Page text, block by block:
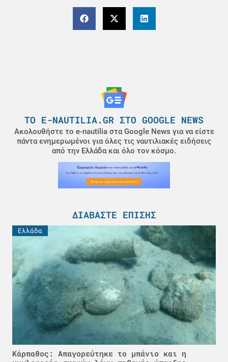
ΤΟ E-NAUTILIA.GR ΣΤΟ GOOGLE NEWS
Ακολουθήστε το e-nautilia στα Google News για να είστε
πάντα ενημερωμένοι για όλες τις ναυτιλιακές ειδήσεις
από την Ελλάδα και όλο τον κόσμο.
ΔΙΑΒΆΣΤΕ ΕΠΊΣΗΣ
Ελλάδα
Κάρπαθος: Απαγορεύτηκε το μπάνιο και η